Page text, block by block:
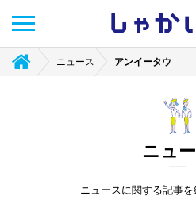
しゃか
ニュース アンイータウ
ニュ
ニュースに関する記事を